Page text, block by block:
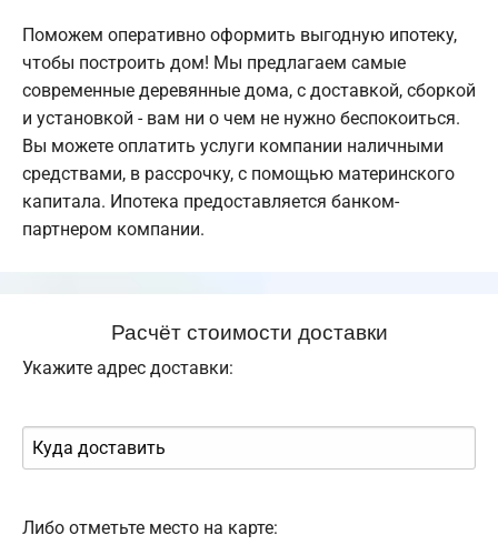
Поможем оперативно оформить выгодную ипотеку,
чтобы построить дом! Мы предлагаем самые
современные деревянные дома, с доставкой, сборкой
и установкой - вам ни о чем не нужно беспокоиться.
Вы можете оплатить услуги компании наличными
средствами, в рассрочку, с помощью материнского
капитала. Ипотека предоставляется банком-
партнером компании.
Расчёт стоимости доставки
Укажите адрес доставки:
Либо отметьте место на карте: